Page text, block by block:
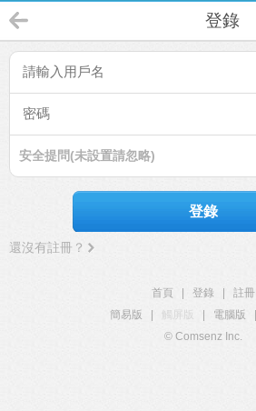
登錄
安全提問(未設置請忽略)
登錄
還沒有註冊？
首頁 登錄
註冊
簡易版
觸屏版 電腦版
© Comsenz Inc.